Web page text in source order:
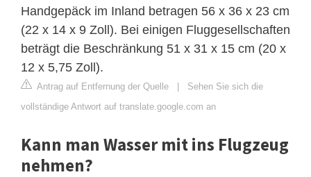
Handgepäck im Inland betragen 56 x 36 x 23 cm
(22 x 14 x 9 Zoll). Bei einigen Fluggesellschaften
beträgt die Beschränkung 51 x 31 x 15 cm (20 x
12 x 5,75 Zoll).
Antrag auf Entfernung der Quelle | Sehen Sie sich die
vollständige Antwort auf translate.google.com an
Kann man Wasser mit ins Flugzeug
nehmen?